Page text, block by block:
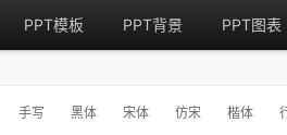
PPT模板 PPT背景 PPT图表
手写 黑体 宋体 仿宋 楷体